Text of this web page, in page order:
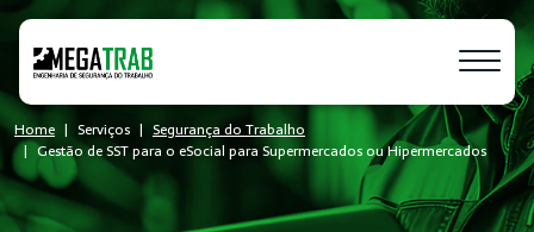
Home Serviços
Segurança do Trabalho
Gestão de SST para o eSocial para Supermercados ou Hipermercados